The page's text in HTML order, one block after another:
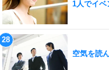
1人でイベ
空気を読